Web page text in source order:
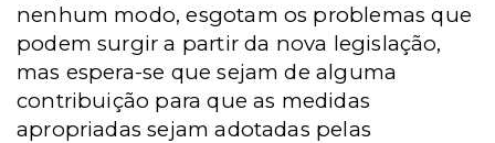
nenhum modo, esgotam os problemas que
podem surgir a partir da nova legislação,
mas espera-se que sejam de alguma
contribuição para que as medidas
apropriadas sejam adotadas pelas